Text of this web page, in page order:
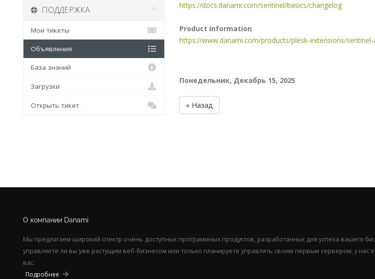
https://docs.danami.com/sentinel/basics/changelog
Product Information
https://www.danami.com/products/plesk-extensions/
Понедельник, Декабрь 15, 2025
« Назад
ПОДДЕРЖКА
Мои тикеты
Объявления
База знаний
Загрузки
Открыть тикет
О компании Danami
Мы предлагаем широкий спектр очень доступных программных продуктов, разработанных для успеха вашего
управляете ли вы уже растущим веб-бизнесом или только планируете управлять своим первым сервером, у
вас.
Подробнее